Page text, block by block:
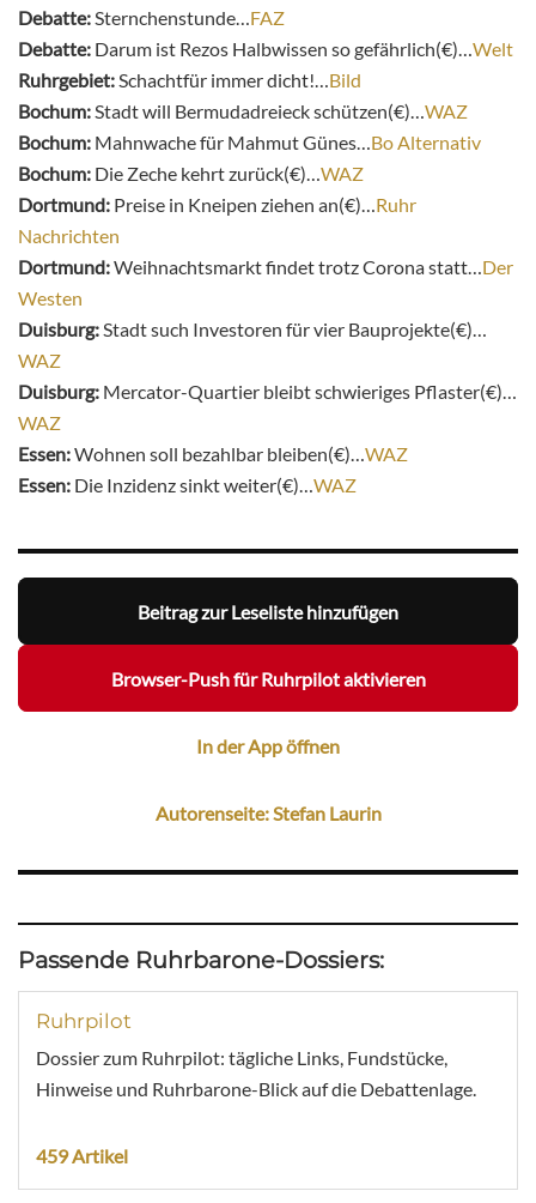
Debatte:Sternchenstunde…FAZ
Debatte: Darum ist Rezos Halbwissen so gefährlich(€)…Welt
Ruhrgebiet:Schachtfür immer dicht!…Bild
Bochum:Stadt will Bermudadreieck schützen(€)…WAZ
Bochum: Mahnwache für Mahmut Günes…Bo Alternativ
Bochum: Die Zeche kehrt zurück(€)…WAZ
Dortmund: Preise in Kneipen ziehen an(€)…Ruhr
Nachrichten
Dortmund:Weihnachtsmarkt findet trotz Corona statt…Der
Westen
Duisburg:Stadt such Investoren für vier Bauprojekte(€)…
WAZ
Duisburg: Mercator-Quartier bleibt schwieriges Pflaster(€)…
WAZ
Essen:Wohnen soll bezahlbar bleiben(€)…WAZ
Essen: Die Inzidenz sinkt weiter(€)…WAZ
Beitrag zur Leseliste hinzufügen
Browser-Push für Ruhrpilot aktivieren
In der App öffnen
Autorenseite: Stefan Laurin
Passende Ruhrbarone-Dossiers:
Ruhrpilot
Dossier zum Ruhrpilot: tägliche Links, Fundstücke,
Hinweise und Ruhrbarone-Blick auf die Debattenlage.
459 Artikel